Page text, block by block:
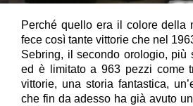
Perché quello era il colore della
fece così tante vittorie che nel
Sebring, il secondo orologio, più
ed è limitato a 963 pezzi come
vittorie, una storia fantastica,
che fin da adesso ha già avuto